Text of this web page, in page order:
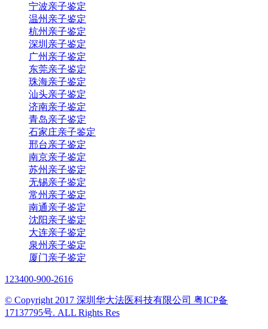
宁波亲子鉴定
温州亲子鉴定
杭州亲子鉴定
深圳亲子鉴定
广州亲子鉴定
东莞亲子鉴定
珠海亲子鉴定
汕头亲子鉴定
济南亲子鉴定
青岛亲子鉴定
石家庄亲子鉴定
邢台亲子鉴定
南京亲子鉴定
苏州亲子鉴定
无锡亲子鉴定
常州亲子鉴定
南通亲子鉴定
沈阳亲子鉴定
大连亲子鉴定
泉州亲子鉴定
厦门亲子鉴定
123400-900-2616
© Copyright 2017 深圳华大法医科技有限公司 粤ICP备
17137795号. ALL Rights Res